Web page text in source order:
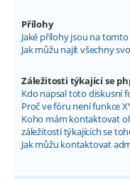
Přílohy
Jaké přílohy jsou na
Jak můžu najít všechny
Záležitosti týkající se
Kdo napsal toto diskusní
Proč ve fóru není funkce
Koho mám kontaktovat
záležitostí týkajících se
Jak můžu kontaktovat